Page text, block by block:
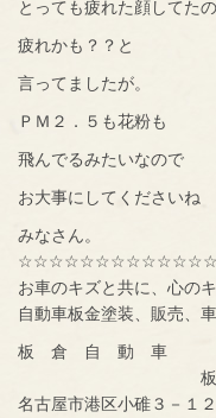
とっても疲れた顔してた
疲れかも？？と
言ってましたが。
ＰＭ２．５も花粉も
飛んでるみたいなので
お大事にしてくださいね
みなさん。
お車のキズと共に、心の
自動車板金塗装、販売、
板 倉 自 動 車
板倉
名古屋市港区小碓３－１